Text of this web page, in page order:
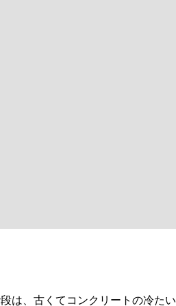
は、古くてコンクリートの冷たい